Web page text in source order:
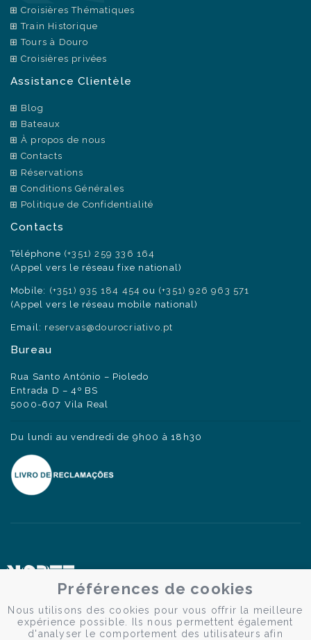
Croisières Thématiques
Train Historique
Tours à Douro
Croisières privées
Assistance Clientèle
Blog
Bateaux
À propos de nous
Contacts
Réservations
Conditions Générales
Politique de Confidentialité
Contacts
Téléphone (+351) 259 336 164
(Appel vers le réseau fixe national)
Mobile: (+351) 935 184 454 ou (+351) 926 963 571
(Appel vers le réseau mobile national)
Email: reservas@dourocriativo.pt
Bureau
Rua Santo António – Pioledo
Entrada D – 4º BS
5000-607 Vila Real
Du lundi au vendredi de 9h00 à 18h30
Préférences de cookies
Nous utilisons des cookies pour vous offrir la meilleure
expérience possible. Ils nous permettent également
d'analyser le comportement des utilisateurs afin